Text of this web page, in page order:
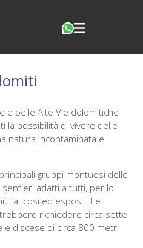
e belle Alte Vie dolomitiche
la possibilità di vivere delle
natura incontaminata e
gruppi montuosi delle
adatti a tutti, per lo
faticosi ed esposti. Le
richiedere circa sette
e discese di circa 800 metri